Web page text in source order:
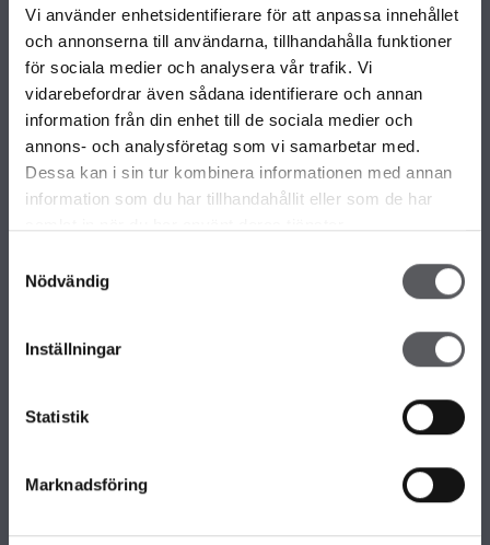
Vi använder enhetsidentifierare för att anpassa innehållet
och annonserna till användarna, tillhandahålla funktioner
för sociala medier och analysera vår trafik. Vi
vidarebefordrar även sådana identifierare och annan
information från din enhet till de sociala medier och
annons- och analysföretag som vi samarbetar med.
Dessa kan i sin tur kombinera informationen med annan
information som du har tillhandahållit eller som de har
Nödvändig
Inställningar
Statistik
Marknadsföring
Box 882, 781 29 Borlänge
ALLA VÅRA HUSMODELLER
UNIKA HUS
FAMILJÄRKOLLEKTIONEN
FRITIDSHUS
KOMPLEMENTBOSTADSHUS
OM FISKARHEDENVILLAN
Jobba hos oss
Nyhetsbrev
KONTAKTA FISKARHEDENVILLAN
Huvudkontor